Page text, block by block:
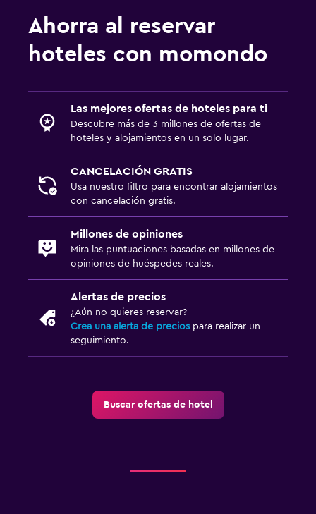
Ascensor disponible
Aire libre
Ahorra al reservar
hoteles con momondo
Las mejores ofertas de hoteles para ti
Descubre más de 3 millones de ofertas de
hoteles y alojamientos en un solo lugar.
CANCELACIÓN GRATIS
Usa nuestro filtro para encontrar alojamientos
con cancelación gratis.
Millones de opiniones
Mira las puntuaciones basadas en millones de
opiniones de huéspedes reales.
Alertas de precios
¿Aún no quieres reservar?
Crea una alerta de precios para realizar un
seguimiento.
Buscar ofertas de hotel